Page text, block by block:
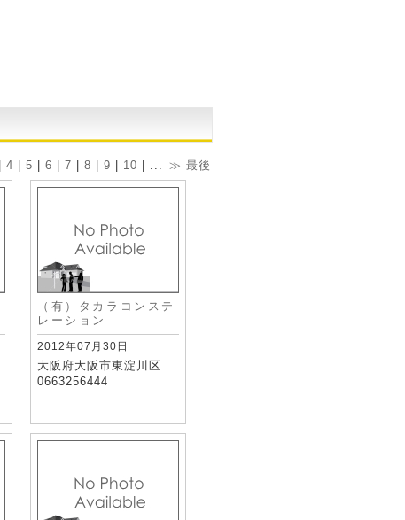
4 5 6 7 8 9 10 | ... ≫ 最後
（有）タカラコンステ
レーション
2012年07月30日
大阪府大阪市東淀川区
0663256444